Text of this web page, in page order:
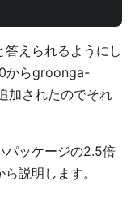
えられるようにし
からgroonga-
加されたのでそれ
パッケージの2.5倍
説明します。